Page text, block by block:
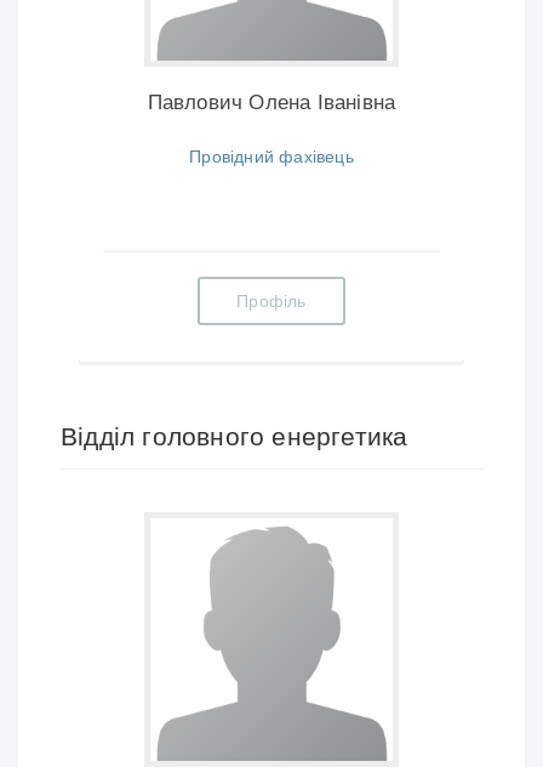
Павлович Олена Іванівна
Провідний фахівець
Профіль
Відділ головного енергетика